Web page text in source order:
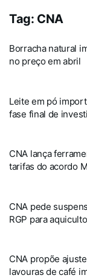
Tag: CNA
Borracha natural
no preço em abril
Leite em pó
fase final de
CNA lança
tarifas do acordo
CNA pede
RGP para
CNA propõe
lavouras de café